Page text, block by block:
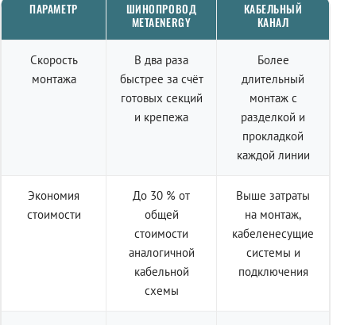
ПАРАМЕТР
ШИНОПРОВОД
METAENERGY
КАБЕЛЬНЫЙ
КАНАЛ
Скорость
монтажа
В два раза
быстрее за счёт
готовых секций
и крепежа
Более
длительный
монтаж с
разделкой и
прокладкой
каждой линии
Экономия
стоимости
До 30 % от
общей
стоимости
аналогичной
кабельной
схемы
Выше затраты
на монтаж,
кабеленесущие
системы и
подключения